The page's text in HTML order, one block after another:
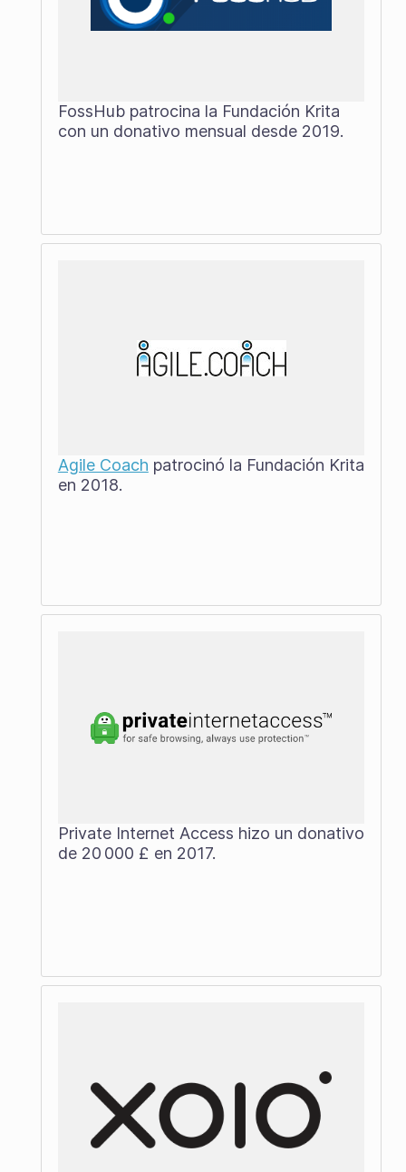
FossHub patrocina la Fundación Krita
con un donativo mensual desde 2019.
Agile Coach patrocinó la Fundación Krita
en 2018.
Private Internet Access hizo un donativo
de 20 000 £ en 2017.